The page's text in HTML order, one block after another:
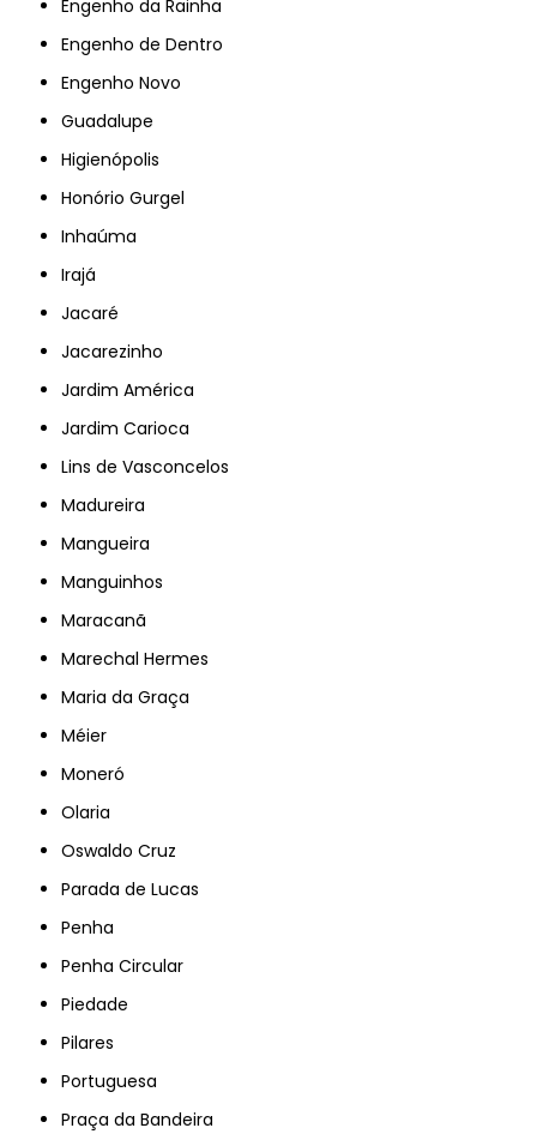
Engenho da Rainha
Engenho de Dentro
Engenho Novo
Guadalupe
Higienópolis
Honório Gurgel
Inhaúma
Irajá
Jacaré
Jacarezinho
Jardim América
Jardim Carioca
Lins de Vasconcelos
Madureira
Mangueira
Manguinhos
Maracanã
Marechal Hermes
Maria da Graça
Méier
Moneró
Olaria
Oswaldo Cruz
Parada de Lucas
Penha
Penha Circular
Piedade
Pilares
Portuguesa
Praça da Bandeira